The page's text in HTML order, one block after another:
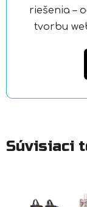
riešenia –
tvorbu
Súvisiaci